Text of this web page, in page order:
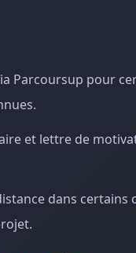
Parcoursup pour
et lettre de
dans certains